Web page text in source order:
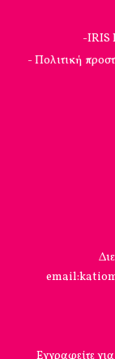
-IRIS
- Πολιτική
Εγγραφείτε